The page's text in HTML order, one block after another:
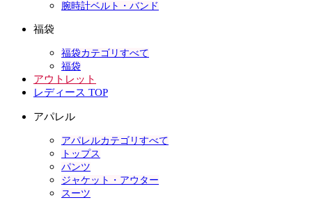
腕時計ベルト・バンド
福袋
福袋カテゴリすべて
福袋
アウトレット
レディース TOP
アパレル
アパレルカテゴリすべて
トップス
パンツ
ジャケット・アウター
スーツ